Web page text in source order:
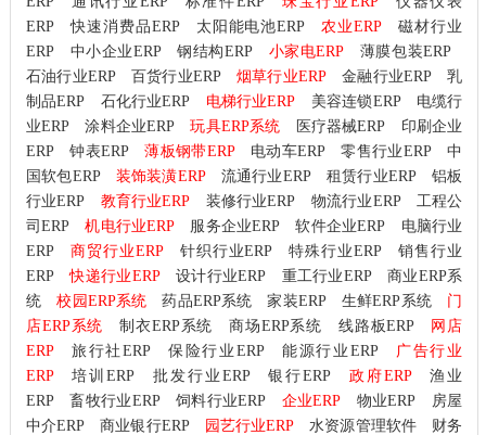
ERP
快速消费品ERP 太阳能电池ERP 农业ERP
磁材行业
ERP
中小企业ERP 钢结构ERP 小家电ERP
薄膜包装ERP
石油行业ERP
百货行业ERP 烟草行业ERP 金融行业ERP
乳
制品ERP
石化行业ERP 电梯行业ERP 美容连锁ERP
电缆行
业ERP
涂料企业ERP 玩具ERP系统 医疗器械ERP
印刷企业
ERP
钟表ERP 薄板钢带ERP 电动车ERP 零售行业ERP
中
国软包ERP
装饰装潢ERP 流通行业ERP 租赁行业ERP
铝板
行业ERP
教育行业ERP 装修行业ERP 物流行业ERP
工程公
司ERP
机电行业ERP 服务企业ERP 软件企业ERP
电脑行业
ERP
商贸行业ERP 针织行业ERP 特殊行业ERP
销售行业
ERP
快递行业ERP 设计行业ERP 重工行业ERP
商业ERP系
统
校园ERP系统 药品ERP系统 家装ERP 生鲜ERP系统
门
店ERP系统
制衣ERP系统 商场ERP系统 线路板ERP
网店
ERP
旅行社ERP 保险行业ERP 能源行业ERP
广告行业
ERP
培训ERP 批发行业ERP 银行ERP 政府ERP
渔业
ERP
畜牧行业ERP 饲料行业ERP 企业ERP 物业ERP
房屋
中介ERP
商业银行ERP 园艺行业ERP 水资源管理软件
财务